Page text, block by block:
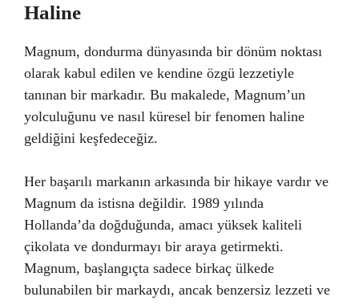
Haline
Magnum, dondurma dünyasında bir dönüm noktası
olarak kabul edilen ve kendine özgü lezzetiyle
tanınan bir markadır. Bu makalede, Magnum’un
yolculuğunu ve nasıl küresel bir fenomen haline
geldiğini keşfedeceğiz.
Her başarılı markanın arkasında bir hikaye vardır ve
Magnum da istisna değildir. 1989 yılında
Hollanda’da doğduğunda, amacı yüksek kaliteli
çikolata ve dondurmayı bir araya getirmekti.
Magnum, başlangıçta sadece birkaç ülkede
bulunabilen bir markaydı, ancak benzersiz lezzeti ve